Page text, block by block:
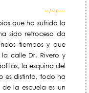
--/--/----
que ha sufrido la
sido retroceso da
tiempos y que
calle Dr. Rivero y
la esquina del
es distinto, todo ha
la escuela es un